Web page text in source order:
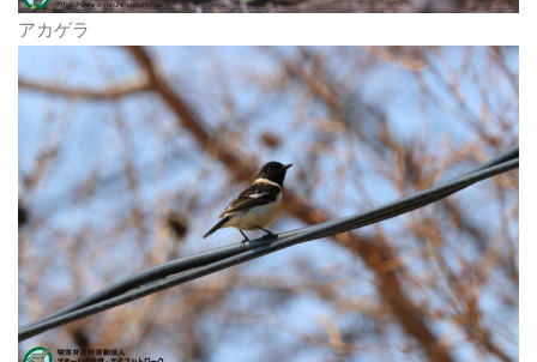
アカゲラ